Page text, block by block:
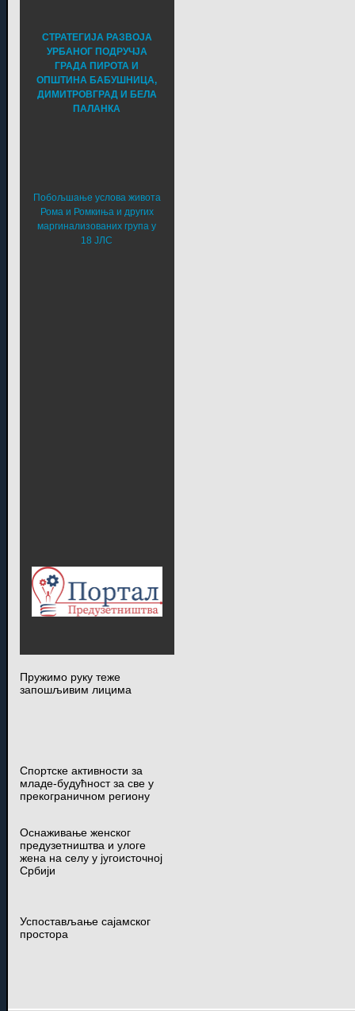
СТРАТЕГИЈА РАЗВОЈА
УРБАНОГ ПОДРУЧЈА
ГРАДА ПИРОТА И
ОПШТИНА БАБУШНИЦА,
ДИМИТРОВГРАД И БЕЛА
ПАЛАНКА
Побољшање услова живота
Рома и Ромкиња и других
маргинализованих група у
18 ЈЛС
Пружимо руку теже
запошљивим лицима
Спортске активности за
младе-будућност за све у
прекограничном региону
Оснаживање женског
предузетништва и улоге
жена на селу у југоисточној
Србији
Успостављање сајамског
простора